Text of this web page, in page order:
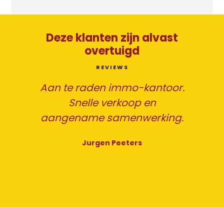
Deze klanten zijn alvast
overtuigd
REVIEWS
Aan te raden immo-kantoor.
Snelle verkoop en
aangename samenwerking.
Jurgen Peeters